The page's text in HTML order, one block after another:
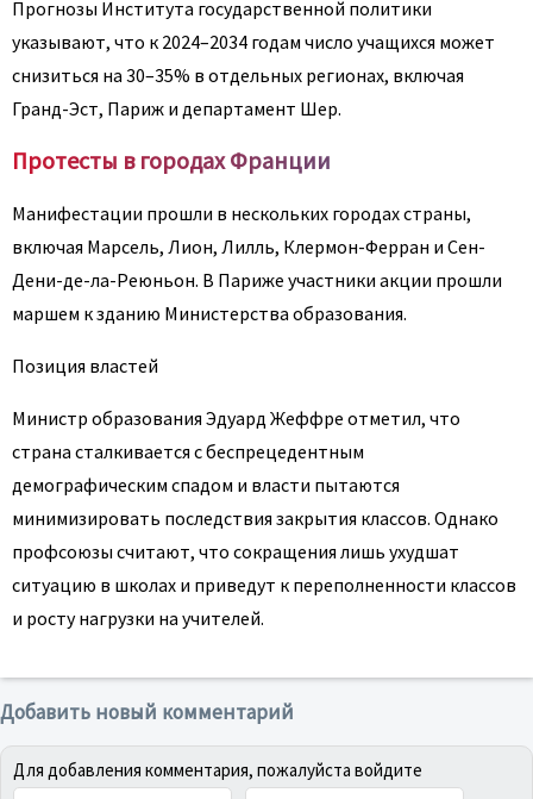
Прогнозы Института государственной политики
указывают, что к 2024–2034 годам число учащихся может
снизиться на 30–35% в отдельных регионах, включая
Гранд-Эст, Париж и департамент Шер.
Протесты в городах Франции
Манифестации прошли в нескольких городах страны,
включая Марсель, Лион, Лилль, Клермон-Ферран и Сен-
Дени-де-ла-Реюньон. В Париже участники акции прошли
маршем к зданию Министерства образования.
Позиция властей
Министр образования Эдуард Жеффре отметил, что
страна сталкивается с беспрецедентным
демографическим спадом и власти пытаются
минимизировать последствия закрытия классов. Однако
профсоюзы считают, что сокращения лишь ухудшат
ситуацию в школах и приведут к переполненности классов
и росту нагрузки на учителей.
Добавить новый комментарий
Для добавления комментария, пожалуйста войдите